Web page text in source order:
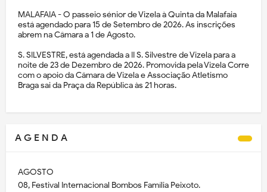
MALAFAIA - O passeio sénior de Vizela à Quinta da Malafaia
está agendado para 15 de Setembro de 2026. As inscrições
abrem na Câmara a 1 de Agosto.
S. SILVESTRE, está agendada a II S. Silvestre de Vizela para a
noite de 23 de Dezembro de 2026. Promovida pela Vizela Corre
com o apoio da Câmara de Vizela e Associação Atletismo
Braga sai da Praça da República às 21 horas.
A G E N D A
AGOSTO
08, Festival Internacional Bombos Família Peixoto.